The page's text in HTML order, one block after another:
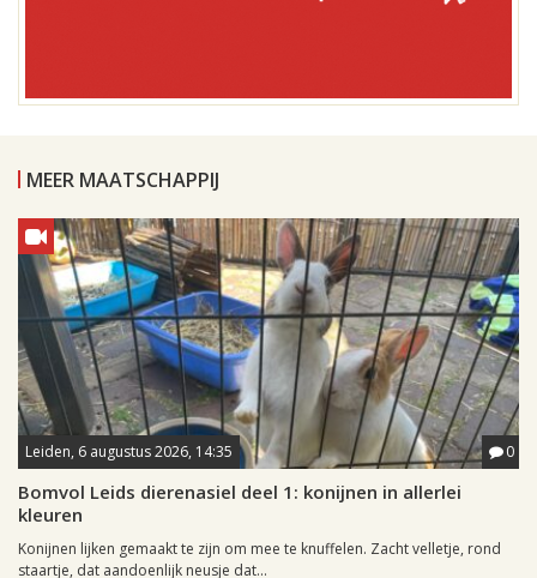
MEER MAATSCHAPPIJ
Leiden, 6 augustus 2026, 14:35 0
Bomvol Leids dierenasiel deel 1: konijnen in allerlei
kleuren
Konijnen lijken gemaakt te zijn om mee te knuffelen. Zacht velletje, rond
staartje, dat aandoenlijk neusje dat...